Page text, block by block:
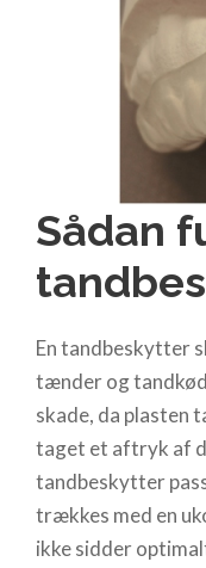
Sådan
En tandbeskytter
tænder og
skade, da plasten
taget et aftryk af
tandbeskytter
trækkes med en
ikke sidder